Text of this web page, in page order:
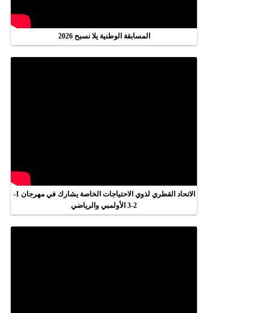
المسابقة الوطنية يلا نسبح 2026
الاتحاد القطري لذوي الاحتياجات الخاصة يشارك في مهرجان 1-
2-3 الأولمبي والرياضي